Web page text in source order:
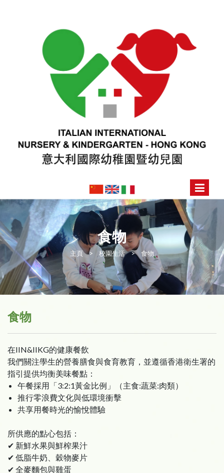
食物
主頁 > 校園生活 > 食物
食物
在IIN&IIKG的健康餐飲
我們關注學生的營養膳食與食育教育，並遵循香港衛生署的
指引提供均衡美味餐點：
午餐採用「3:2:1黃金比例」（主食:蔬菜:肉類）
推行零浪費文化與低環境衝擊
共享用餐時光的愉悅體驗
所供應的點心包括：
✔ 新鮮水果與鮮榨果汁
✔ 低脂牛奶、穀物麥片
✔ 全麥麵包與雞蛋